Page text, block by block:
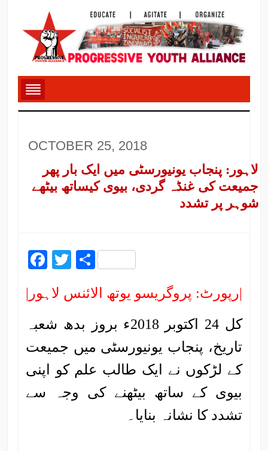
OCTOBER 25, 2018
لاہور: پنجاب یونیورسٹی میں ایک بار پھر
جمیعت کی غنڈہ گردی، بیوی کیساتھ بیٹھے
شوہر پر تشدد
Facebook
Twitter
Share
|رپورٹ: پروگریسو یوتھ الائنس لاہور|
کل 24 اکتوبر 2018ء بروز بدھ شعبہ
تاریخ، پنجاب یونیورسٹی میں جمیعت
کے لڑکوں نے ایک طالب علم کو اپنی
بیوی کے ساتھ بیٹھنے کی وجہ سے
تشدد کا نشانہ بنایا۔